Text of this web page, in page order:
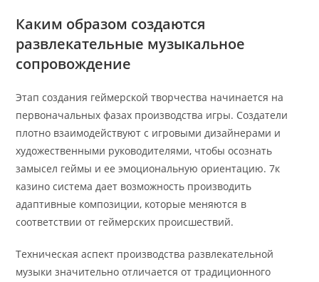
Каким образом создаются
развлекательные музыкальное
сопровождение
Этап создания геймерской творчества начинается на
первоначальных фазах производства игры. Создатели
плотно взаимодействуют с игровыми дизайнерами и
художественными руководителями, чтобы осознать
замысел геймы и ее эмоциональную ориентацию. 7к
казино система дает возможность производить
адаптивные композиции, которые меняются в
соответствии от геймерских происшествий.
Техническая аспект производства развлекательной
музыки значительно отличается от традиционного